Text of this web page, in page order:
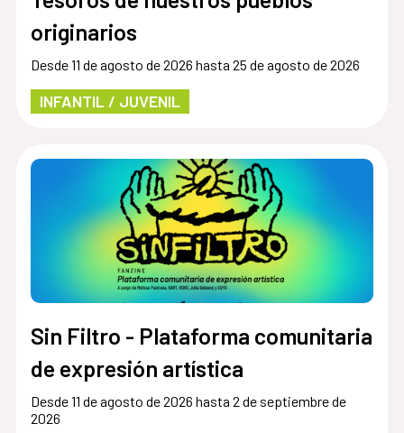
originarios
Desde 11 de agosto de 2026 hasta 25 de agosto de 2026
INFANTIL / JUVENIL
Sin Filtro - Plataforma comunitaria
de expresión artística
Desde 11 de agosto de 2026 hasta 2 de septiembre de
2026